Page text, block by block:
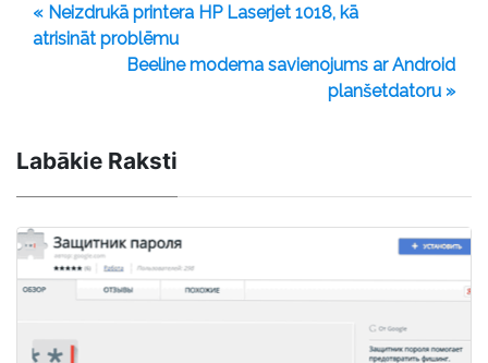
« Neizdrukā printera HP Laserjet 1018, kā
atrisināt problēmu
Beeline modema savienojums ar Android
planšetdatoru »
Labākie Raksti